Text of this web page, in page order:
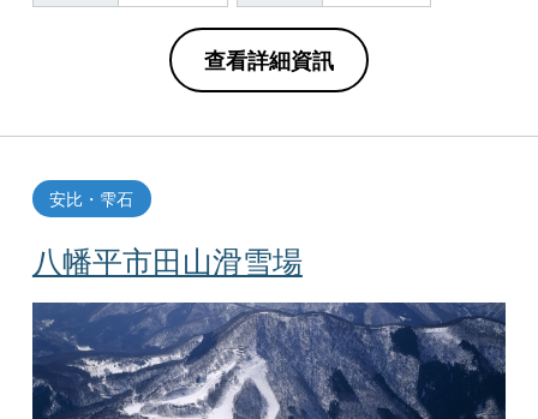
查看詳細資訊
八幡平市田山滑雪場
安比・雫石